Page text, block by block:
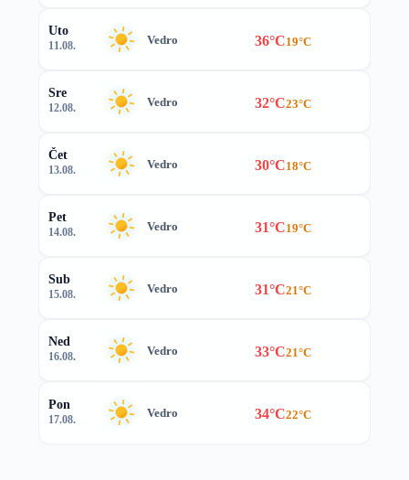
Uto
11.08. Vedro 36°C19°C
Sre
12.08. Vedro 32°C23°C
Čet
13.08. Vedro 30°C18°C
Pet
14.08. Vedro 31°C19°C
Sub
15.08. Vedro 31°C21°C
Ned
16.08. Vedro 33°C21°C
Pon
17.08. Vedro 34°C22°C